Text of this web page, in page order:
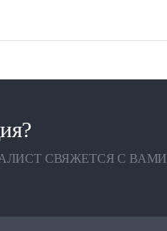
СВЯЖЕТСЯ С ВАМИ